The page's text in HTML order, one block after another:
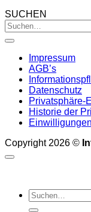
SUCHEN
Impressum
AGB’s
Datenschutz
Privatsphäre-
Historie der
Copyright 2026 ©
Suchen
nach: